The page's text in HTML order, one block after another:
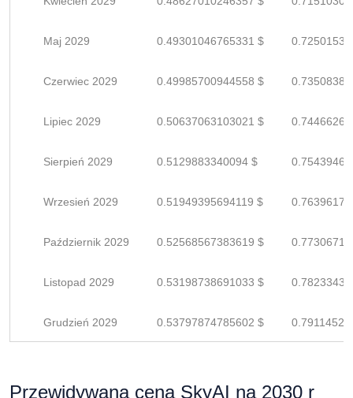
Maj 2029 0.49301046765331 $
Czerwiec 2029 0.49985700944558 $
Lipiec 2029 0.50637063103021 $
Sierpień 2029 0.5129883340094 $
Wrzesień 2029 0.51949395694119 $
Październik 2029 0.52568567383619 $
Listopad 2029 0.53198738691033 $
Grudzień 2029 0.53797874785602 $
Przewidywana cena SkyAI na 2030 r